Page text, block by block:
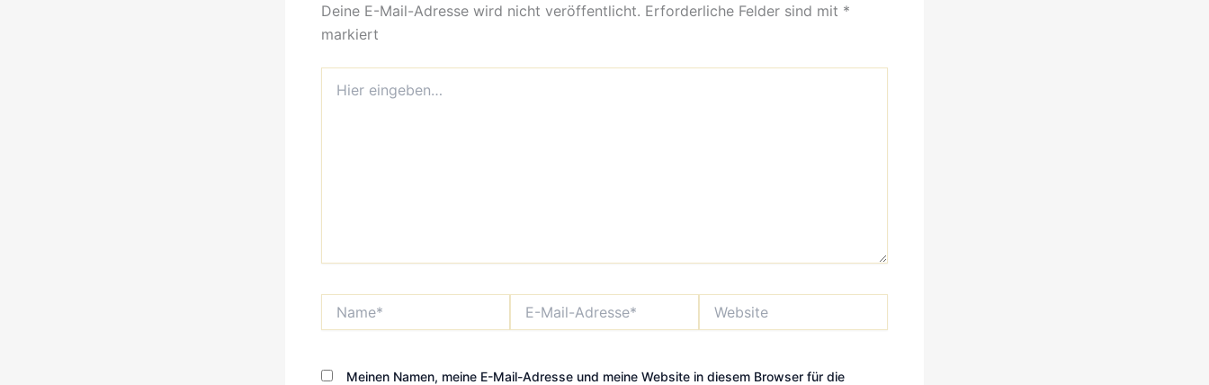
Deine E-Mail-Adresse wird nicht veröffentlicht. Erforderliche Felder sind mit *
markiert
eingeben…
Mail-
Meinen Namen, meine E-Mail-Adresse und meine Website in diesem Browser für die